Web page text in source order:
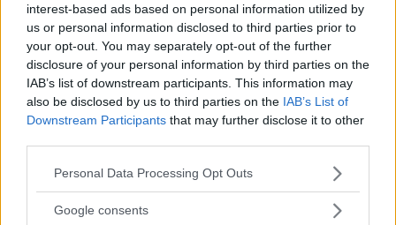
interest-based ads based on personal information utilized by
us or personal information disclosed to third parties prior to
your opt-out. You may separately opt-out of the further
disclosure of your personal information by third parties on the
IAB’s list of downstream participants. This information may
also be disclosed by us to third parties on the IAB’s List of
Downstream Participants that may further disclose it to other
Please note that this website/app uses one or more Google
not limited to your visit or usage behaviour. You may click to
Personal Data Processing Opt Outs
Google consents